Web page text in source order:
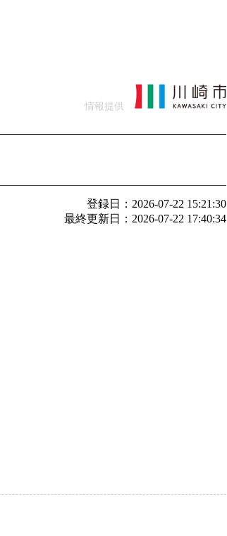
情報提供
登録日：2026-07-22 15:21:30
最終更新日：2026-07-22 17:40:34